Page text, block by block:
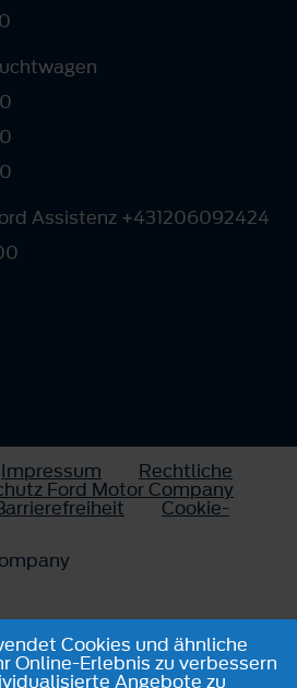
Assistenz +431206092424
Impressum Rechtliche
Ford Motor Company
Cookie-
Cookies und ähnliche
Online-Erlebnis zu verbessern
Angebote zu